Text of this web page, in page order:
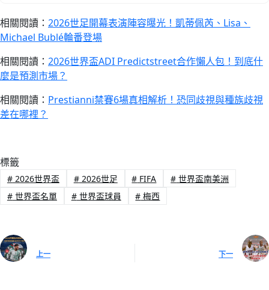
相關閱讀： 2026世足開幕表演陣容曝光！凱蒂佩芮、Lisa、
Michael Bublé輪番登場
相關閱讀： 2026世界盃ADI Predictstreet合作懶人包！到底什
麼是預測市場？
相關閱讀： Prestianni禁賽6場真相解析！恐同歧視與種族歧視
差在哪裡？
標籤
#2026世界盃 #2026世足 # FIFA # 世界盃南美洲
#世界盃名單 #世界盃球員 # 梅西
上一 下一